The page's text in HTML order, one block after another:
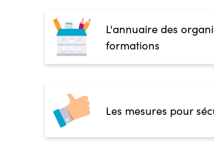
L'annuaire des
formations
Les mesures pour